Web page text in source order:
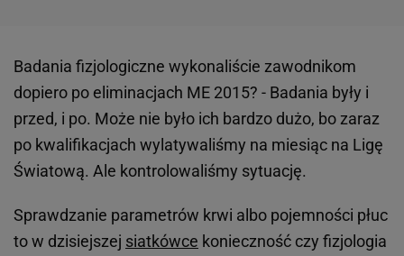
Badania fizjologiczne wykonaliście zawodnikom
dopiero po eliminacjach ME 2015? - Badania były i
przed, i po. Może nie było ich bardzo dużo, bo zaraz
po kwalifikacjach wylatywaliśmy na miesiąc na Ligę
Światową. Ale kontrolowaliśmy sytuację.
Sprawdzanie parametrów krwi albo pojemności płuc
to w dzisiejszej siatkówce konieczność czy fizjologia